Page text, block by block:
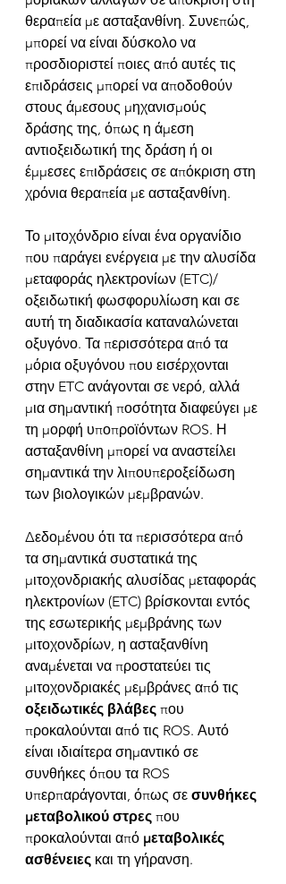
θεραπεία με ασταξανθίνη. Συνεπώς,
μπορεί να είναι δύσκολο να
προσδιοριστεί ποιες από αυτές τις
επιδράσεις μπορεί να αποδοθούν
στους άμεσους μηχανισμούς
δράσης της, όπως η άμεση
αντιοξειδωτική της δράση ή οι
έμμεσες επιδράσεις σε απόκριση στη
χρόνια θεραπεία με ασταξανθίνη.
Το μιτοχόνδριο είναι ένα οργανίδιο
που παράγει ενέργεια με την αλυσίδα
μεταφοράς ηλεκτρονίων (ETC)/
οξειδωτική φωσφορυλίωση και σε
αυτή τη διαδικασία καταναλώνεται
οξυγόνο. Τα περισσότερα από τα
μόρια οξυγόνου που εισέρχονται
στην ETC ανάγονται σε νερό, αλλά
μια σημαντική ποσότητα διαφεύγει με
τη μορφή υποπροϊόντων ROS. Η
ασταξανθίνη μπορεί να αναστείλει
σημαντικά την λιπουπεροξείδωση
των βιολογικών μεμβρανών.
Δεδομένου ότι τα περισσότερα από
τα σημαντικά συστατικά της
μιτοχονδριακής αλυσίδας μεταφοράς
ηλεκτρονίων (ETC) βρίσκονται εντός
της εσωτερικής μεμβράνης των
μιτοχονδρίων, η ασταξανθίνη
αναμένεται να προστατεύει τις
μιτοχονδριακές μεμβράνες από τις
οξειδωτικές βλάβες που
προκαλούνται από τις ROS. Αυτό
είναι ιδιαίτερα σημαντικό σε
συνθήκες όπου τα ROS
υπερπαράγονται, όπως σε συνθήκες
μεταβολικού στρες που
προκαλούνται από μεταβολικές
ασθένειες και τη γήρανση.